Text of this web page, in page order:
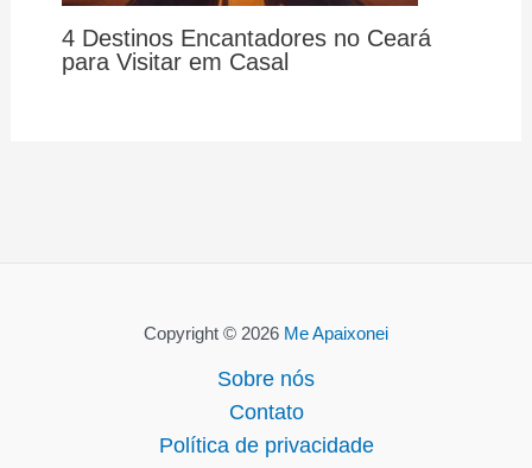
4 Destinos Encantadores no Ceará
para Visitar em Casal
Copyright © 2026 Me Apaixonei
Sobre nós
Contato
Política de privacidade